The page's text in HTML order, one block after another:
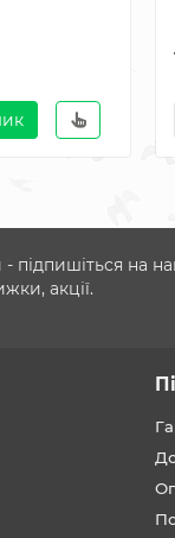
підпишіться на
акції.